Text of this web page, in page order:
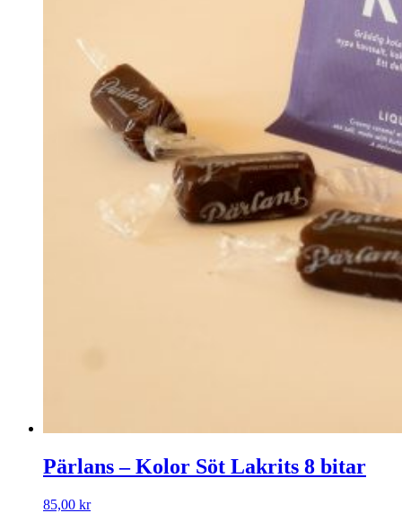
Pärlans – Kolor Söt Lakrits 8 bitar
85,00 kr